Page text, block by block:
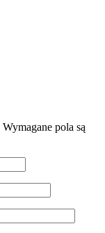
Wymagane pola są